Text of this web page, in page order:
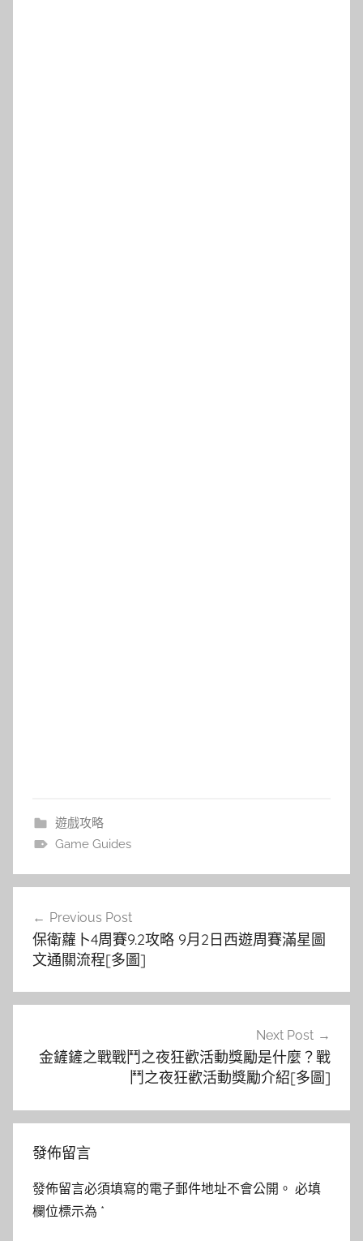
遊戲攻略
Game Guides
導
覽
Previous Post
保衛蘿卜4周賽9.2攻略 9月2日西遊周賽滿星圖
文通關流程[多圖]
Next Post
金鏟鏟之戰戰鬥之夜狂歡活動獎勵是什麼？戰
鬥之夜狂歡活動獎勵介紹[多圖]
發佈留言
發佈留言必須填寫的電子郵件地址不會公開。 必填
欄位標示為 *